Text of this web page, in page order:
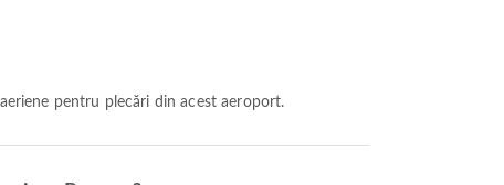
pentru plecări din acest aeroport.